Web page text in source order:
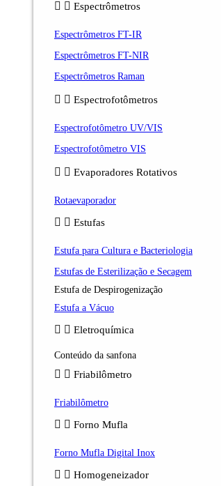
Espectrômetros
Espectrômetros FT-IR
Espectrômetros FT-NIR
Espectrômetros Raman
Espectrofotômetros
Espectrofotômetro UV/VIS
Espectrofotômetro VIS
Evaporadores Rotativos
Rotaevaporador
Estufas
Estufa para Cultura e Bacteriologia
Estufas de Esterilização e Secagem
Estufa de Despirogenização
Estufa a Vácuo
Eletroquímica
Conteúdo da sanfona
Friabilômetro
Friabilômetro
Forno Mufla
Forno Mufla Digital Inox
Homogeneizador